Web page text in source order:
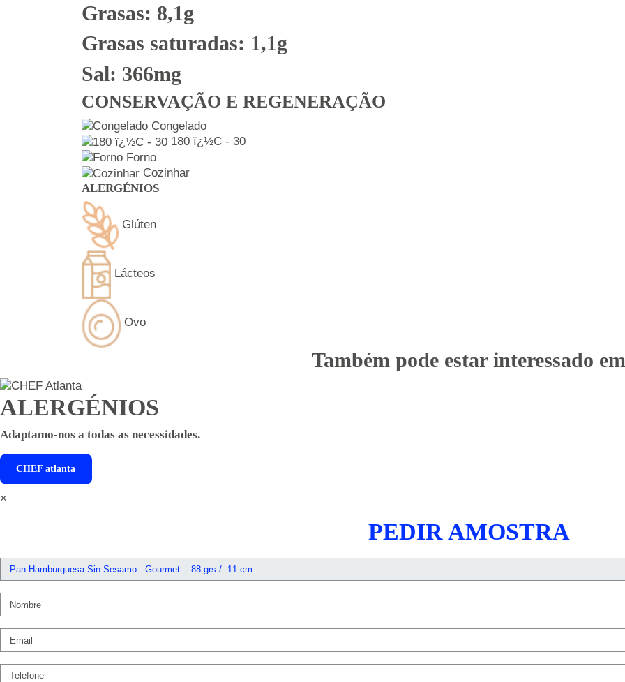
Grasas: 8,1g
Grasas saturadas: 1,1g
Sal: 366mg
CONSERVAÇÃO E REGENERAÇÃO
Congelado
180 ï¿½C - 30
Forno
Cozinhar
ALERGÉNIOS
Glúten
Lácteos
Ovo
Também pode estar interessado em
ALERGÉNIOS
Adaptamo-nos a todas as necessidades.
CHEFatlanta
×
PEDIR AMOSTRA